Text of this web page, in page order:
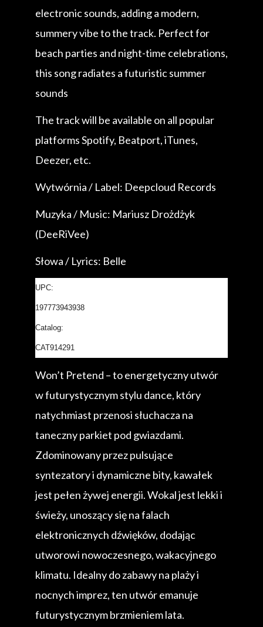
electronic sounds, adding a modern,
summery vibe to the track. Perfect for
beach parties and night-time celebrations,
this song radiates a futuristic summer
sounds
The track will be available on all popular
platforms Spotify, Beatport, iTunes,
Deezer, etc.
Wytwórnia / Label: Deepcloud Records
Muzyka / Music: Mariusz Drożdżyk
(DeeRiVee)
Słowa / Lyrics: Belle
UPC:
197773943938
Catalog:
CAT914291
Won’t Pretend – to energetyczny utwór
w futurystycznym stylu dance, który
natychmiast przenosi słuchacza na
taneczny parkiet pod gwiazdami.
Zdominowany przez pulsujące
syntezatory i dynamiczne bity, kawałek
jest pełen żywej energii. Wokal jest lekki i
świeży, unoszący się na falach
elektronicznych dźwięków, dodając
utworowi nowoczesnego, wakacyjnego
klimatu. Idealny do zabawy na plaży i
nocnych imprez, ten utwór emanuje
futurystycznym brzmieniem lata.